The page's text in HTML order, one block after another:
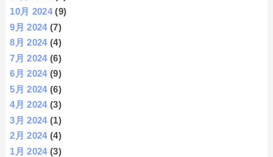
10月 2024(9)
9月 2024(7)
8月 2024(4)
7月 2024(6)
6月 2024(9)
5月 2024(6)
4月 2024(3)
3月 2024(1)
2月 2024(4)
1月 2024(3)